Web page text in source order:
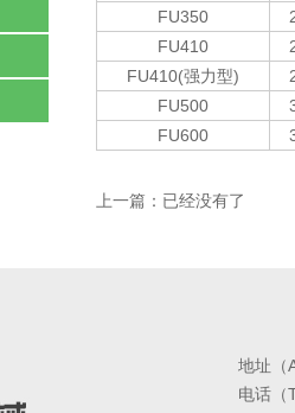
FU350
FU410
FU410(强力型)
FU500
FU600
上一篇：已经没有了
地址（
电话（